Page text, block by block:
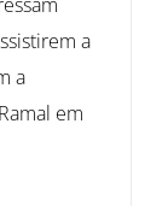
a
a
em